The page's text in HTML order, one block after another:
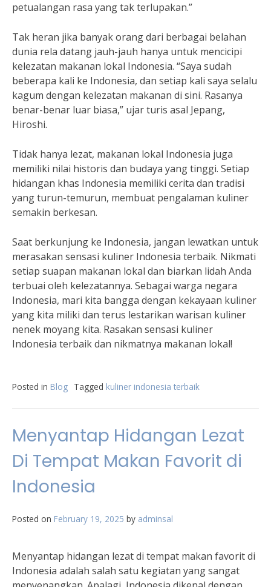
petualangan rasa yang tak terlupakan.”
Tak heran jika banyak orang dari berbagai belahan
dunia rela datang jauh-jauh hanya untuk mencicipi
kelezatan makanan lokal Indonesia. “Saya sudah
beberapa kali ke Indonesia, dan setiap kali saya selalu
kagum dengan kelezatan makanan di sini. Rasanya
benar-benar luar biasa,” ujar turis asal Jepang,
Hiroshi.
Tidak hanya lezat, makanan lokal Indonesia juga
memiliki nilai historis dan budaya yang tinggi. Setiap
hidangan khas Indonesia memiliki cerita dan tradisi
yang turun-temurun, membuat pengalaman kuliner
semakin berkesan.
Saat berkunjung ke Indonesia, jangan lewatkan untuk
merasakan sensasi kuliner Indonesia terbaik. Nikmati
setiap suapan makanan lokal dan biarkan lidah Anda
terbuai oleh kelezatannya. Sebagai warga negara
Indonesia, mari kita bangga dengan kekayaan kuliner
yang kita miliki dan terus lestarikan warisan kuliner
nenek moyang kita. Rasakan sensasi kuliner
Indonesia terbaik dan nikmatnya makanan lokal!
Posted in Blog Tagged kuliner indonesia terbaik
Menyantap Hidangan Lezat
Di Tempat Makan Favorit di
Indonesia
Posted on February 19, 2025 by adminsal
Menyantap hidangan lezat di tempat makan favorit di
Indonesia adalah salah satu kegiatan yang sangat